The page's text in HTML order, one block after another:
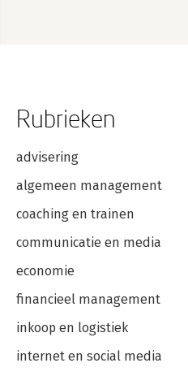
Rubrieken
advisering
algemeen management
coaching en trainen
communicatie en media
economie
financieel management
inkoop en logistiek
internet en social media